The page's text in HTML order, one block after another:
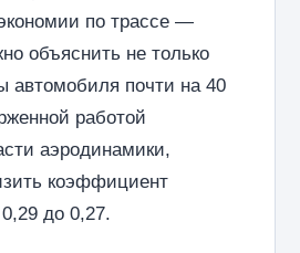
по трассе —
объяснить не только
автомобиля почти на 40
работой
аэродинамики,
коэффициент
до 0,27.